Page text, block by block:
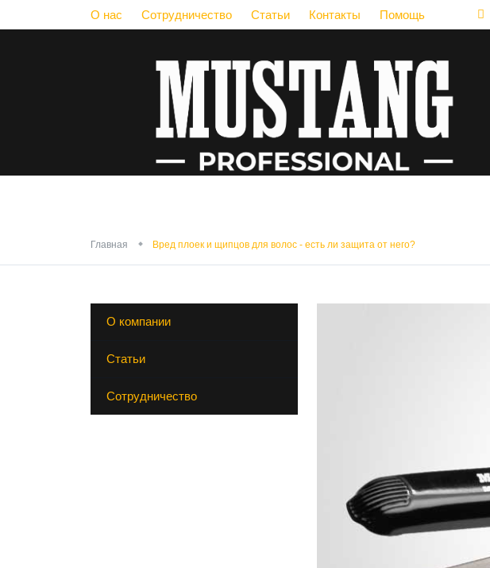
О нас Сотрудничество Статьи Контакты Помощь
Главная Вред плоек и щипцов для волос - есть ли защита от него?
О компании
Статьи
Сотрудничество